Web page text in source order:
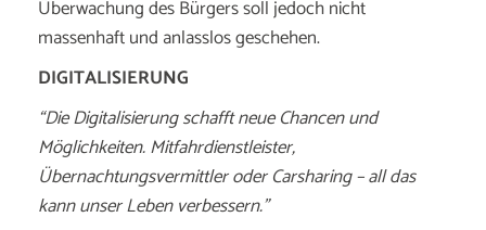
Überwachung des Bürgers soll jedoch nicht
massenhaft und anlasslos geschehen.
DIGITALISIERUNG
“Die Digitalisierung schafft neue Chancen und
Möglichkeiten. Mitfahrdienstleister,
Übernachtungsvermittler oder Carsharing – all das
kann unser Leben verbessern.”